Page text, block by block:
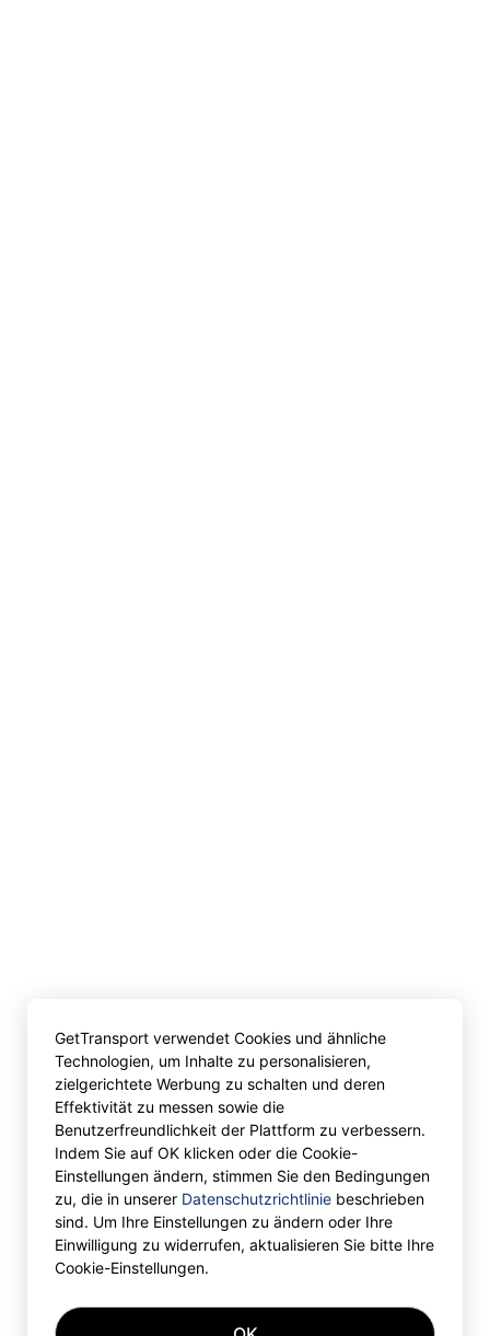
GetTransport verwendet Cookies und ähnliche
Technologien, um Inhalte zu personalisieren,
zielgerichtete Werbung zu schalten und deren
Effektivität zu messen sowie die
Benutzerfreundlichkeit der Plattform zu verbessern.
Indem Sie auf OK klicken oder die Cookie-
Einstellungen ändern, stimmen Sie den Bedingungen
zu, die in unserer Datenschutzrichtlinie beschrieben
sind. Um Ihre Einstellungen zu ändern oder Ihre
Einwilligung zu widerrufen, aktualisieren Sie bitte Ihre
Cookie-Einstellungen.